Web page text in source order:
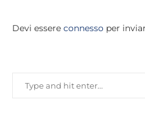
Devi essere connesso per